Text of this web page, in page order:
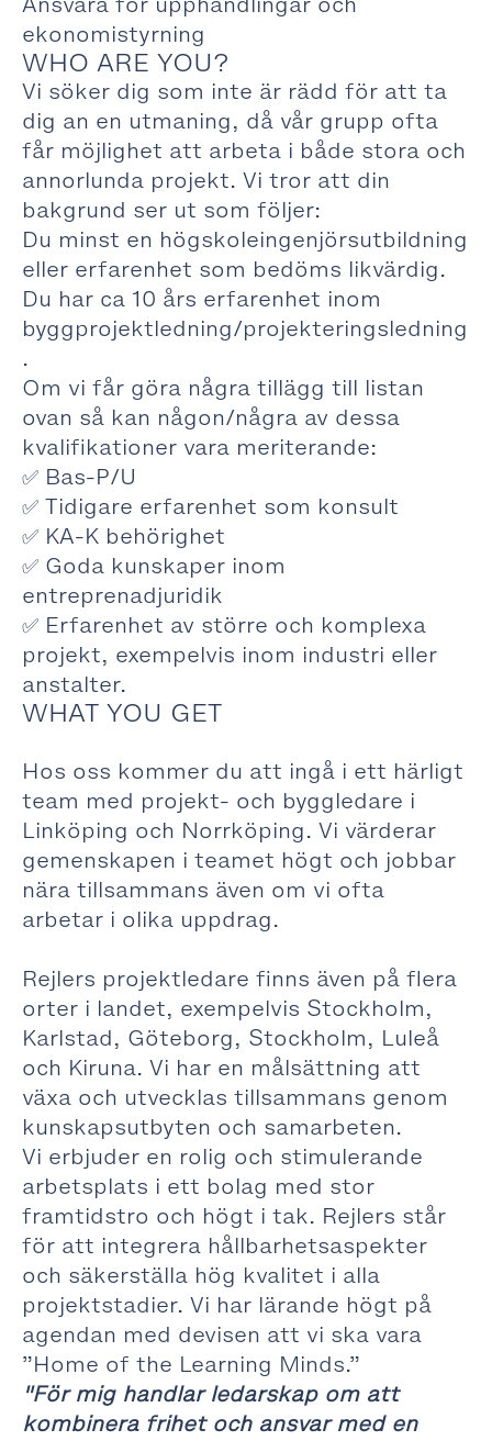
ekonomistyrning
WHO ARE YOU?
Vi söker dig som inte är rädd för att ta
dig an en utmaning, då vår grupp ofta
får möjlighet att arbeta i både stora och
annorlunda projekt. Vi tror att din
bakgrund ser ut som följer:
Du minst en högskoleingenjörsutbildning
eller erfarenhet som bedöms likvärdig.
Du har ca 10 års erfarenhet inom
byggprojektledning/projekteringsledning
.
Om vi får göra några tillägg till listan
ovan så kan någon/några av dessa
kvalifikationer vara meriterande:
✅ Bas-P/U
✅ Tidigare erfarenhet som konsult
✅ KA-K behörighet
✅ Goda kunskaper inom
entreprenadjuridik
✅ Erfarenhet av större och komplexa
projekt, exempelvis inom industri eller
anstalter.
WHAT YOU GET
Hos oss kommer du att ingå i ett härligt
team med projekt- och byggledare i
Linköping och Norrköping. Vi värderar
gemenskapen i teamet högt och jobbar
nära tillsammans även om vi ofta
arbetar i olika uppdrag.
Rejlers projektledare finns även på flera
orter i landet, exempelvis Stockholm,
Karlstad, Göteborg, Stockholm, Luleå
och Kiruna. Vi har en målsättning att
växa och utvecklas tillsammans genom
kunskapsutbyten och samarbeten.
Vi erbjuder en rolig och stimulerande
arbetsplats i ett bolag med stor
framtidstro och högt i tak. Rejlers står
för att integrera hållbarhetsaspekter
och säkerställa hög kvalitet i alla
projektstadier. Vi har lärande högt på
agendan med devisen att vi ska vara
”Home of the Learning Minds.”
"För mig handlar ledarskap om att
kombinera frihet och ansvar med en